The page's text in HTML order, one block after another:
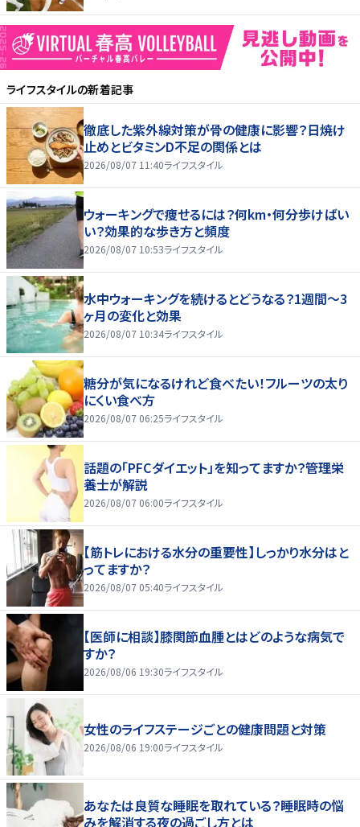
ライフスタイルの新着記事
徹底した紫外線対策が骨の健康に影響？日焼け
止めとビタミンD不足の関係とは
2026/08/07 11:40ライフスタイル
ウォーキングで痩せるには？何km・何分歩けばい
い？効果的な歩き方と頻度
2026/08/07 10:53ライフスタイル
水中ウォーキングを続けるとどうなる？1週間～3
ヶ月の変化と効果
2026/08/07 10:34ライフスタイル
糖分が気になるけれど食べたい！フルーツの太り
にくい食べ方
2026/08/07 06:25ライフスタイル
話題の「PFCダイエット」を知ってますか？管理栄
養士が解説
2026/08/07 06:00ライフスタイル
【筋トレにおける水分の重要性】しっかり水分はと
ってますか？
2026/08/07 05:40ライフスタイル
【医師に相談】膝関節血腫とはどのような病気で
すか？
2026/08/06 19:30ライフスタイル
女性のライフステージごとの健康問題と対策
2026/08/06 19:00ライフスタイル
あなたは良質な睡眠を取れている？睡眠時の悩
みを解消する夜の過ごし方とは